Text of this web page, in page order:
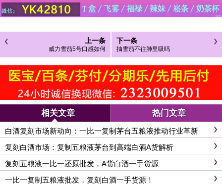
上一条
威力雪茄5号口感如何
下一条
抽雪茄不往肺里吸吗
相关文章 热门文章
白酒复刻市场新动向：一比一复制茅台五粮液推动行业革新
复刻白酒市场：复制五粮液茅台到高端白酒A货解析
复刻五粮液一比一还原批发，A货白酒一手货源
一比一复制五粮液批发，复刻白酒一手货源！